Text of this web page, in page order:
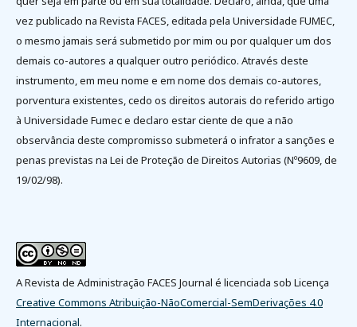
vez publicado na Revista FACES, editada pela Universidade FUMEC,
o mesmo jamais será submetido por mim ou por qualquer um dos
demais co-autores a qualquer outro periódico. Através deste
instrumento, em meu nome e em nome dos demais co-autores,
porventura existentes, cedo os direitos autorais do referido artigo
à Universidade Fumec e declaro estar ciente de que a não
observância deste compromisso submeterá o infrator a sanções e
penas previstas na Lei de Proteção de Direitos Autorias (Nº9609, de
19/02/98).
A Revista de Administração FACES Journal é licenciada sob Licença
Creative Commons Atribuição-NãoComercial-SemDerivações 4.0
Internacional.